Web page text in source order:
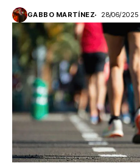
GABBO MARTÍNEZ 28/06/2025